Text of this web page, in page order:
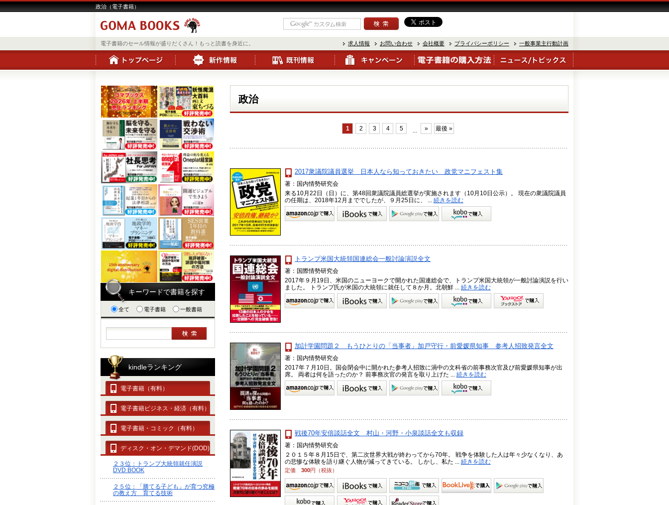
政治（電子書籍）
電子書籍のセール情報が盛りだくさん！もっと読書を身近に。 求人情報 お問い合わせ 会社概要 プライバシーポリシー 一般事業主行動計画
政治
1 2 3 4 5 » 最後 »
2017衆議院議員選挙 日本人なら知っておきたい 政党マニフェスト集
著：国内情勢研究会
来る10月22日（日）に、第48回衆議院議員総選挙が実施されます（10月10日公示）。 現在の衆議院議員
の任期は、2018年12月まででしたが、９月25日に、 ... 続きを読む
トランプ米国大統領国連総会一般討論演説全文
著：国際情勢研究会
2017年９月19日、米国のニューヨークで開かれた国連総会で、トランプ米国大統領が一般討論演説を行い
ました。 トランプ氏が米国の大統領に就任して８か月。北朝鮮 ... 続きを読む
加計学園問題２ もうひとりの「当事者」加戸守行・前愛媛県知事 参考人招致発言全文
著：国内情勢研究会
2017年７月10日。国会閉会中に開かれた参考人招致に渦中の文科省の前事務次官及び前愛媛県知事が出
席。 両者は何を語ったのか？ 前事務次官の発言を取り上げた ... 続きを読む
戦後70年安倍談話全文 村山・河野・小泉談話全文も収録
著：国内情勢研究会
２０１５年８月15日で、第二次世界大戦が終わってから70年。 戦争を体験した人は年々少なくなり、あ
の悲惨な体験を語り継ぐ人物が減ってきている。 しかし、私た ... 続きを読む
定価 300円（税抜）
キーワードで書籍を探す
全て 電子書籍 一般書籍
kindleランキング
電子書籍（有料）
電子書籍ビジネス・経済（有料）
電子書籍・コミック（有料）
ディスク・オン・デマンド(DOD)
２３位：トランプ大統領就任演説
DVD BOOK
２５位：「勝てる子ども」が育つ究極
の教え方 育てる技術